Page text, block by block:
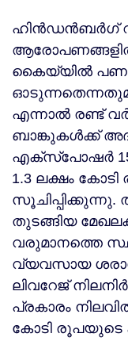
ഹിന്‍ഡന്‍ബര്‍ഗ്
ആരോപണങ്ങളില്‍
കൈയ്യില്‍
എന്നാല്‍ രണ്ട്
ബാങ്കുകള്‍ക്ക്
എക്‌സ്‌പോഷര്‍
1.3 ലക്ഷം
തുടങ്ങിയ
വരുമാനത്തെ
വ്യവസായ
ലിവറേജ്
പ്രകാരം
കോടി രൂപയുടെ